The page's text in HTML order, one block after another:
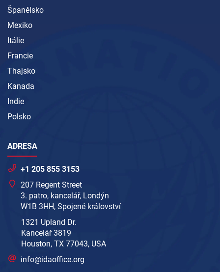
Španělsko
Mexiko
Itálie
Francie
Thajsko
Kanada
Indie
Polsko
ADRESA
+1 205 855 3153
207 Regent Street
3. patro, kancelář, Londýn
W1B 3HH, Spojené království
1321 Upland Dr.
Kancelář 3819
Houston, TX 77043, USA
info@idaoffice.org